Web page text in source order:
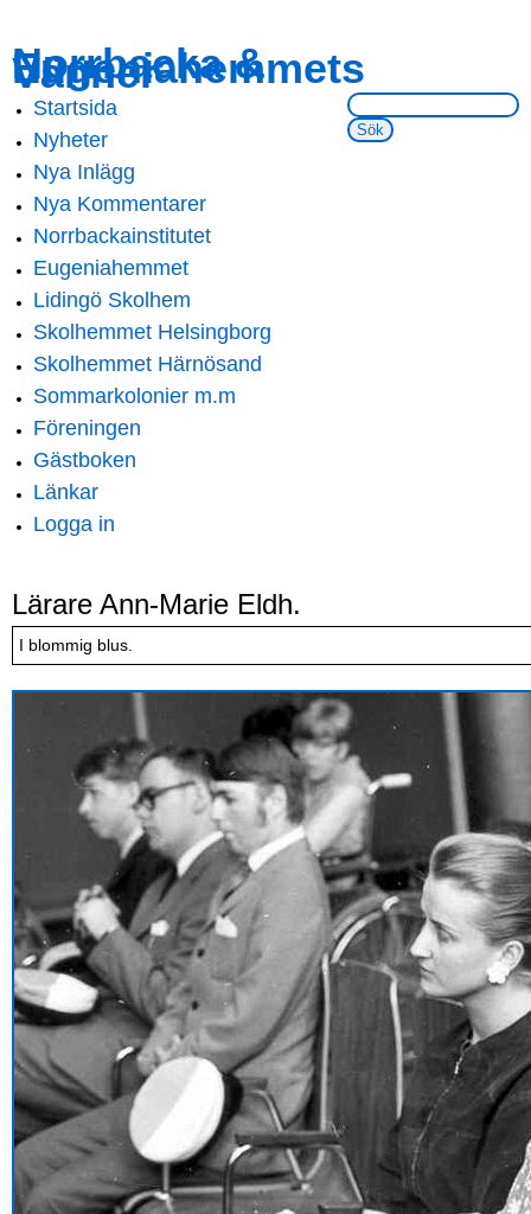
main
content
navigation
Norrbacka &
Eugeniahemmets
Vänner
Sök på webbsidan:
Main menu
Startsida
Nyheter
Nya Inlägg
Nya Kommentarer
Norrbackainstitutet
Eugeniahemmet
Lidingö Skolhem
Skolhemmet Helsingborg
Skolhemmet Härnösand
Sommarkolonier m.m
Föreningen
Gästboken
Länkar
Logga in
Lärare Ann-Marie Eldh.
I blommig blus.